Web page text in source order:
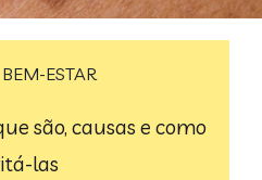
BEM-ESTAR
são, causas e como
las